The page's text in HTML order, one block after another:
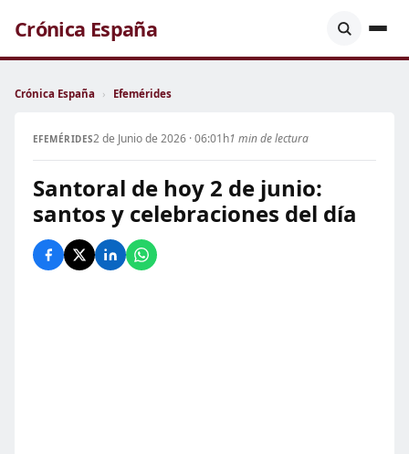
Crónica España
Crónica España › Efemérides
EFEMÉRIDES2 de Junio de 2026 · 06:01h1 min de lectura
Santoral de hoy 2 de junio:
santos y celebraciones del día